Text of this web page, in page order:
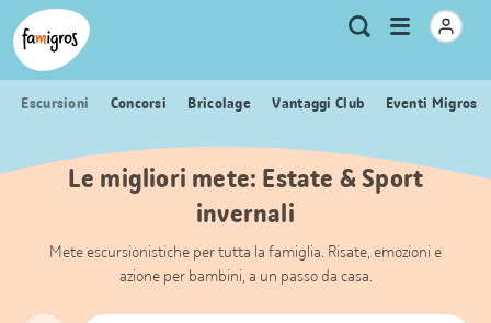
Navigazione
segnalibri
Header
Logo Metanavigazione
Ricerca
Apri
menu
Escursioni Concorsi Bricolage Vantaggi Club Eventi Migros
Le migliori mete: Estate & Sport
invernali
Mete escursionistiche per tutta la famiglia. Risate, emozioni e
azione per bambini, a un passo da casa.